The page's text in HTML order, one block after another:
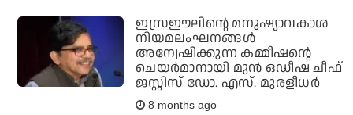
ഇസ്രഈലിന്റെ മനുഷ്യാവകാശ
നിയമലംഘനങ്ങള്‍
അന്വേഷിക്കുന്ന കമ്മീഷന്റെ
ചെയര്‍മാനായി മുന്‍ ഒഡീഷ ചീഫ്
ജസ്റ്റിസ് ഡോ. എസ്. മുരളീധര്‍
8 months ago